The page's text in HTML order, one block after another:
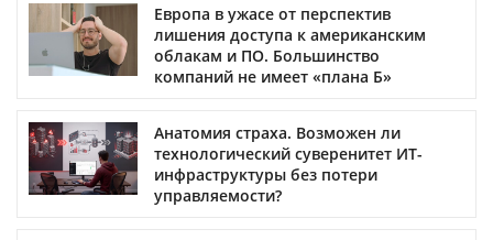
Европа в ужасе от перспектив
лишения доступа к американским
облакам и ПО. Большинство
компаний не имеет «плана Б»
Анатомия страха. Возможен ли
технологический суверенитет ИТ-
инфраструктуры без потери
управляемости?